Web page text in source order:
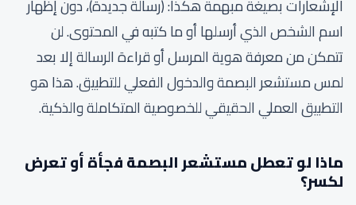
الإشعارات بصيغة مبهمة هكذا: (رسالة جديدة)، دون إظهار
اسم الشخص الذي أرسلها أو ما كتبه في المحتوى. لن
تتمكن من معرفة هوية المرسل أو قراءة الرسالة إلا بعد
لمس مستشعر البصمة والدخول الفعلي للتطبيق. هذا هو
التطبيق العملي الحقيقي للخصوصية المتكاملة والذكية.
ماذا لو تعطل مستشعر البصمة فجأة أو تعرض
لكسر؟